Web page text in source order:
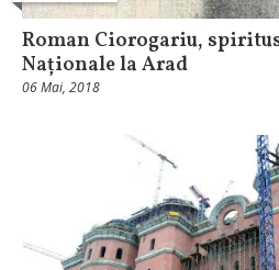
Roman Ciorogariu,
Naționale la Arad
06 Mai, 2018